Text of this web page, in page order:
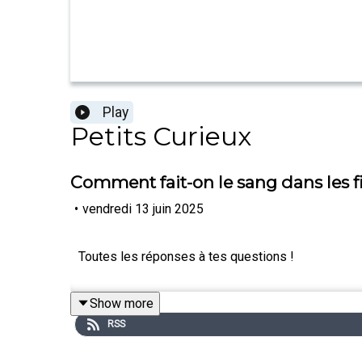
Play
Petits Curieux
Comment fait-on le sang dans les
• vendredi 13 juin 2025
Toutes les réponses à tes questions !
Show more
RSS